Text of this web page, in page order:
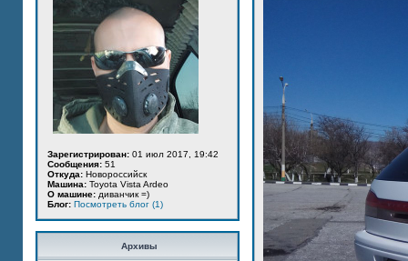
Зарегистрирован: 01 июл 2017, 19:42
Сообщения: 51
Откуда: Новороссийск
Машина: Toyota Vista Ardeo
О машине: диванчик =)
Блог: Посмотреть блог (1)
Архивы